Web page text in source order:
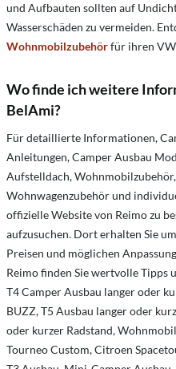
und Aufbauten sollten auf
Wasserschäden zu vermeiden.​
Wohnmobilzubehörfür ihren
Wo finde ich weitere
BelAmi?
Für detaillierte Informationen,
Anleitungen, Camper Ausbau
Aufstelldach,
Wohnwagenzubehör und
offizielle Website von Reimo zu
aufzusuchen. Dort erhalten Sie
Preisen und möglichen
Reimo finden Sie wertvolle Tipps
T4 Camper Ausbau langer oder
BUZZ, T5 Ausbau langer oder
oder kurzer Radstand,
Tourneo Custom, Citroen